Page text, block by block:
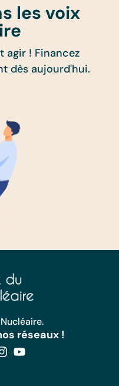
les voix
agir ! Financez
dès aujourd'hui.
réseaux !